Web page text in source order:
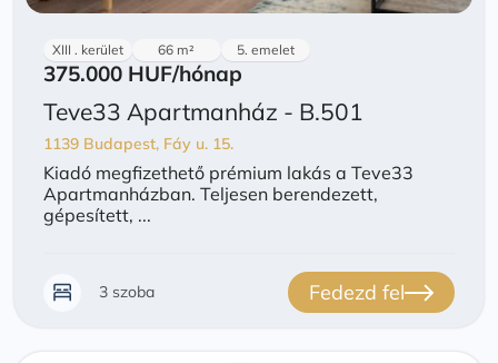
XIII . kerület 66 m² 5. emelet
375.000 HUF/hónap
Teve33 Apartmanház - B.501
1139 Budapest, Fáy u. 15.
Kiadó megfizethető prémium lakás a Teve33
Apartmanházban. Teljesen berendezett,
gépesített, ...
3 szoba Fedezd fel